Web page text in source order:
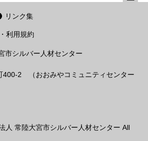
リンク集
利用規約
市シルバー人材センター
400-2 （おおみやコミュニティセンター
人 常陸大宮市シルバー人材センター All